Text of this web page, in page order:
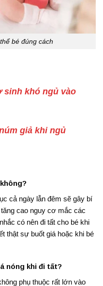
bé đúng cách
sinh khó ngủ vào
giả khi ngủ
cả ngày lẫn đêm sẽ gây bí
cao nguy cơ mắc các
có nên đi tất cho bé khi
thật sự buốt giá hoặc khi bé
nóng khi đi tất?
phụ thuộc rất lớn vào